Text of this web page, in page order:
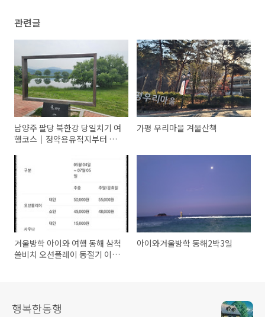
관련글
남양주 팔당 북한강 당일치기 여
행코스｜정약용유적지부터 아
가평 우리마을 겨울산책
겨울방학 아이와 여행 동해 삼척
쏠비치 오션플레이 동절기 이용
아이와겨울방학 동해2박3일
행복한동행